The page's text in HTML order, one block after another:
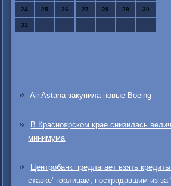
24 25 26 27 28 29 30
31
Air Astana закупила новые Boeing
В Красноярском крае снизилась
минимума
Центробанк предлагает взять
ставке" юрлицам, пострадавшим из-за